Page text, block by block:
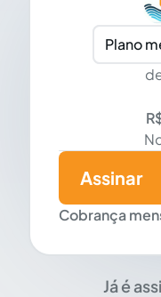
Plano
Cobrança
Assinar
Já é